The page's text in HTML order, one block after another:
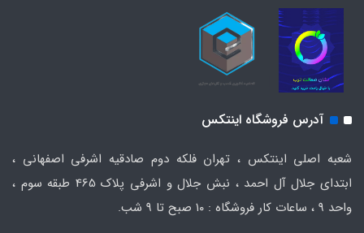
آدرس فروشگاه اینتکس
شعبه اصلی اینتکس ، تهران فلکه دوم صادقیه اشرفی اصفهانی ،
ابتدای جلال آل احمد ، نبش جلال و اشرفی پلاک 465 طبقه سوم ،
واحد ۹ ، ساعات کار فروشگاه : ۱۰ صبح تا ۹ شب.